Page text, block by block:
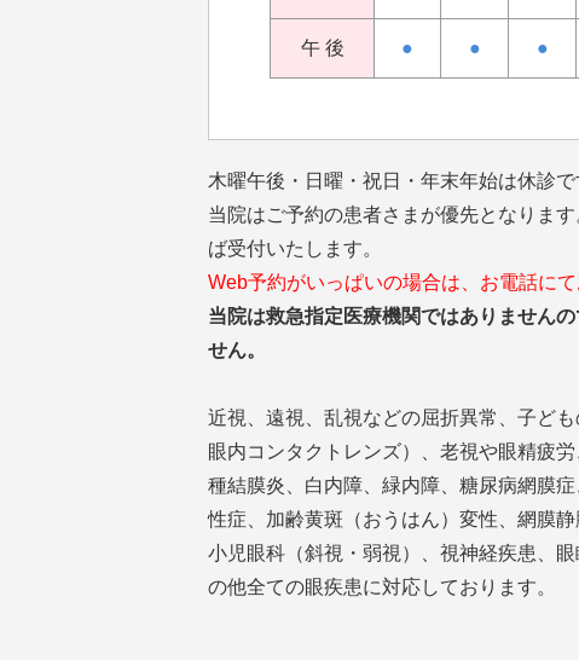
午 後 ● ● ●
木曜午後・日曜・祝日・年末年始は休診で
当院はご予約の患者さまが優先となりま
ば受付いたします。
Web予約がいっぱいの場合は、お電話にて
当院は救急指定医療機関ではありません
せん。
近視、遠視、乱視などの屈折異常、子ど
眼内コンタクトレンズ）、老視や眼精疲
種結膜炎、白内障、緑内障、糖尿病網膜
性症、加齢黄斑（おうはん）変性、網膜
小児眼科（斜視・弱視）、視神経疾患、
の他全ての眼疾患に対応しております。